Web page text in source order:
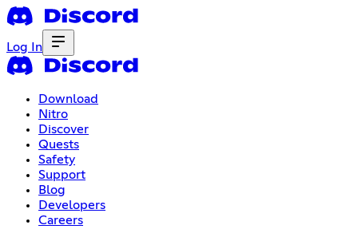
Log In
Download
Nitro
Discover
Quests
Safety
Support
Blog
Developers
Careers